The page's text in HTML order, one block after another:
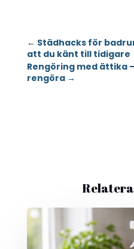
← Städhacks för
att du känt till tidigare
Rengöring med ättika
rengöra→